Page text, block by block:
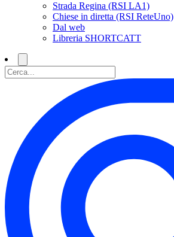
Strada Regina (RSI LA1)
Chiese in diretta (RSI ReteUno)
Dal web
Libreria SHORTCATT